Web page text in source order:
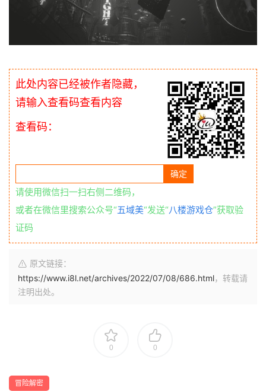
此处内容已经被作者隐藏，
请输入查看码查看内容
查看码：
请使用微信扫一扫右侧二维码，
或者在微信里搜索公众号“五域美“发送“八楼游戏仓”获取验
证码
原文链接：
https://www.i8l.net/archives/2022/07/08/686.html，转载请
注明出处。
0 0
冒险解密